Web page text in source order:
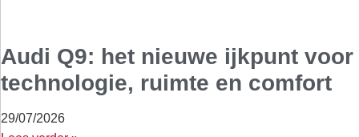
Audi Q9: het nieuwe ijkpunt voor
technologie, ruimte en comfort
29/07/2026